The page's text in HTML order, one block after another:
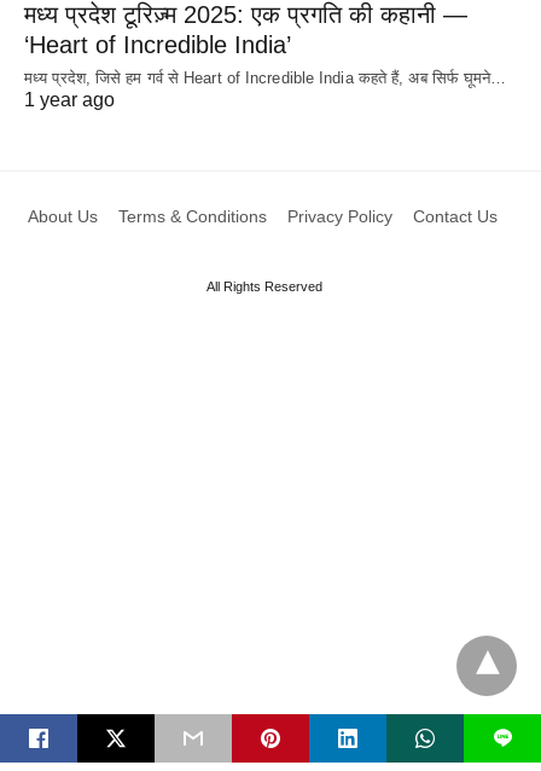
मध्य प्रदेश टूरिज़्म 2025: एक प्रगति की कहानी —
‘Heart of Incredible India’
मध्य प्रदेश, जिसे हम गर्व से Heart of Incredible India कहते हैं, अब सिर्फ घूमने…
1 year ago
About Us Terms & Conditions Privacy Policy Contact Us
All Rights Reserved
L